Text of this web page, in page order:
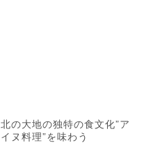
北の大地の独特の食文化”ア
イヌ料理”を味わう